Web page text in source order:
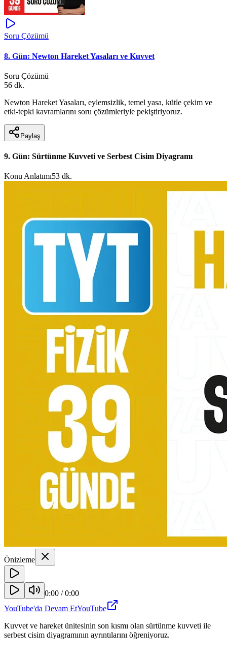
Soru Çözümü
8. Gün: Newton Hareket Yasaları ve Kuvvet
Soru Çözümü
56 dk.
Newton Hareket Yasaları, eylemsizlik, temel yasa, kütle çekim ve
etki-tepki kavramlarını soru çözümleriyle pekiştiriyoruz.
Paylaş
9. Gün: Sürtünme Kuvveti ve Serbest Cisim Diyagramı
Konu Anlatımı53 dk.
Önizleme
0:00 /0:00
YouTube'da Devam EtYouTube
Kuvvet ve hareket ünitesinin son kısmı olan sürtünme kuvveti ile
serbest cisim diyagramının ayrıntılarını öğreniyoruz.